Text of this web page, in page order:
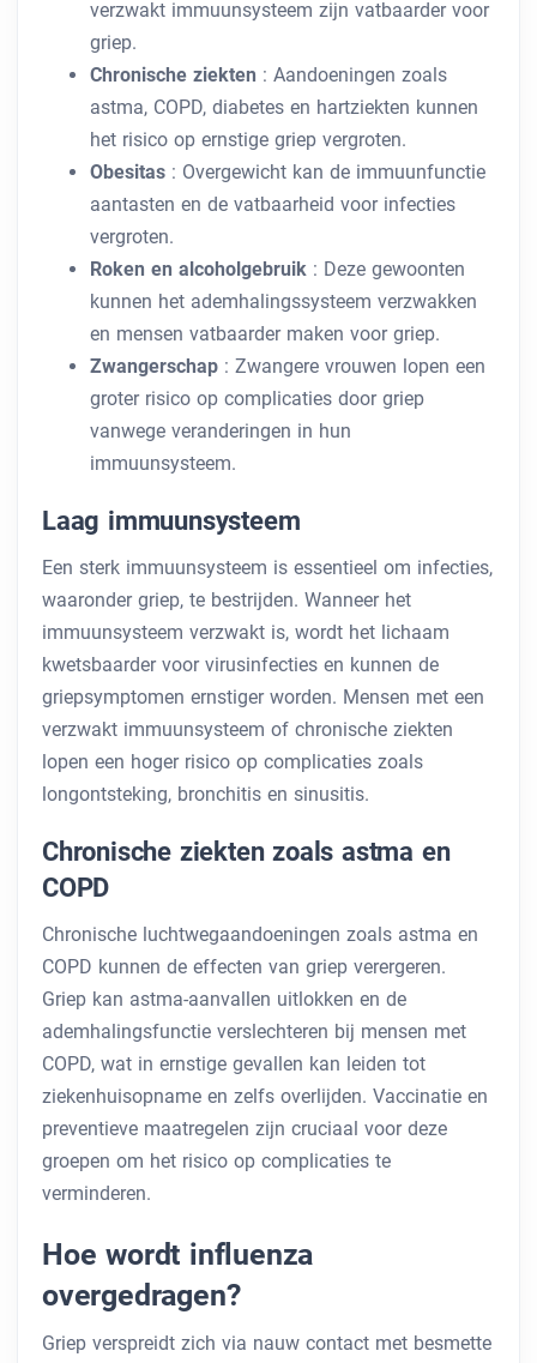
verzwakt immuunsysteem zijn vatbaarder voor
griep.
Chronische ziekten : Aandoeningen zoals
astma, COPD, diabetes en hartziekten kunnen
het risico op ernstige griep vergroten.
Obesitas : Overgewicht kan de immuunfunctie
aantasten en de vatbaarheid voor infecties
vergroten.
Roken en alcoholgebruik : Deze gewoonten
kunnen het ademhalingssysteem verzwakken
en mensen vatbaarder maken voor griep.
Zwangerschap : Zwangere vrouwen lopen een
groter risico op complicaties door griep
vanwege veranderingen in hun
immuunsysteem.
Laag immuunsysteem
Een sterk immuunsysteem is essentieel om infecties,
waaronder griep, te bestrijden. Wanneer het
immuunsysteem verzwakt is, wordt het lichaam
kwetsbaarder voor virusinfecties en kunnen de
griepsymptomen ernstiger worden. Mensen met een
verzwakt immuunsysteem of chronische ziekten
lopen een hoger risico op complicaties zoals
longontsteking, bronchitis en sinusitis.
Chronische ziekten zoals astma en
COPD
Chronische luchtwegaandoeningen zoals astma en
COPD kunnen de effecten van griep verergeren.
Griep kan astma-aanvallen uitlokken en de
ademhalingsfunctie verslechteren bij mensen met
COPD, wat in ernstige gevallen kan leiden tot
ziekenhuisopname en zelfs overlijden. Vaccinatie en
preventieve maatregelen zijn cruciaal voor deze
groepen om het risico op complicaties te
verminderen.
Hoe wordt influenza
overgedragen?
Griep verspreidt zich via nauw contact met besmette